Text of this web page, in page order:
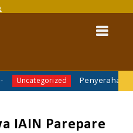
Penyerahan
IAIN Parepare